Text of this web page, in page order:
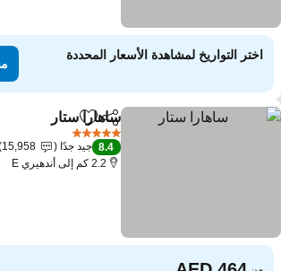
اختر التواريخ لمشاهدة الأسعار المحددة
مشاركةAdd to favorites
ساهارا ستار
8.4 جيد جدًا
15,958
2.2 كم إلى أندهيري E